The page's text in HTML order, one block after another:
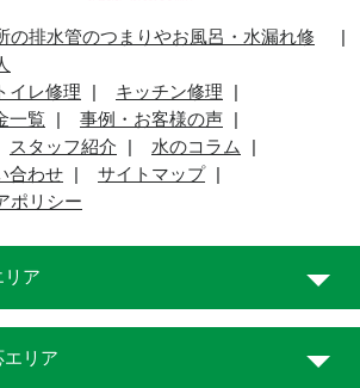
の排水管のつまりやお風呂・水漏れ修
イレ修理
キッチン修理
一覧
事例・お客様の声
スタッフ紹介
水のコラム
合わせ
サイトマップ
ポリシー
リア
エリア